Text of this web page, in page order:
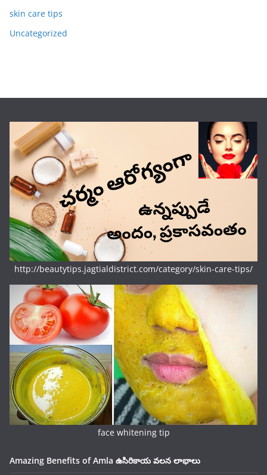
skin care tips
Uncategorized
http://beautytips.jagtialdistrict.com/category/skin-care-tips/
face whitening tip
Amazing Benefits of Amla ఉసిరికాయ వలన లాభాలు